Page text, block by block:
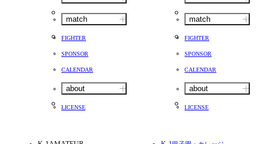
match
FIGHTER
SPONSOR
CALENDAR
about
LICENSE
match
FIGHTER
SPONSOR
CALENDAR
about
LICENSE